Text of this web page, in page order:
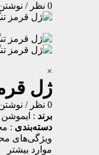
0 نظر /
×
ژل قرمز
0 نظر /
برند : ایموشن EMOTION
دسته‌بندی :
ویژگی‌های
موارد بیشتر